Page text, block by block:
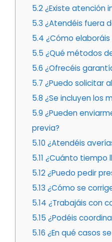
5.2¿Existe atención
5.3 ¿Atendéis fuera
5.4 ¿Cómo
5.5 ¿Qué métodos
5.6 ¿Ofrecéis
5.7 ¿Puedo solicitar
5.8 ¿Se incluyen los
5.9 ¿Pueden
previa?
5.10 ¿Atendéis
5.11 ¿Cuánto tiempo
5.12¿Puedo pedir
5.13 ¿Cómo se
5.14 ¿Trabajáis con
5.15 ¿Podéis
5.16 ¿En qué casos